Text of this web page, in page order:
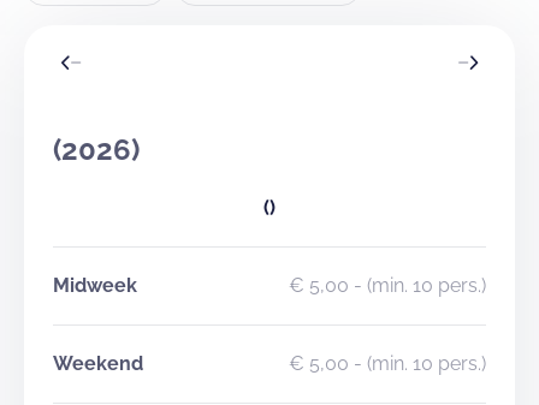
(2026)
()
Midweek € 5,00 - (min. 10 pers.)
Weekend € 5,00 - (min. 10 pers.)